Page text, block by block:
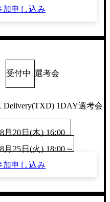
加申し込み
受付中 選考会
Delivery(TXD) 1DAY選考会
月20日(木) 16:00
月25日(火) 18:00～
加申し込み